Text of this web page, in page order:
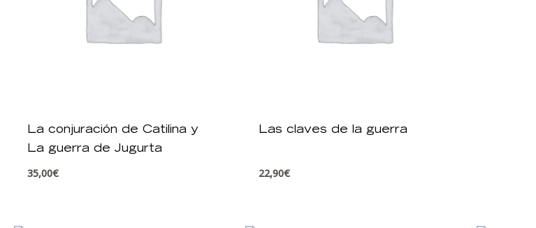
La conjuración de Catilina y
La guerra de Jugurta
35,00€
Las claves de la guerra
22,90€